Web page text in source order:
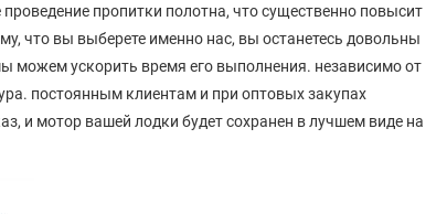
пропитки полотна, что существенно повысит
что вы выберете именно нас, вы останетесь довольны
можем ускорить время его выполнения. независимо от
постоянным клиентам и при оптовых закупах
и мотор вашей лодки будет сохранен в лучшем виде на